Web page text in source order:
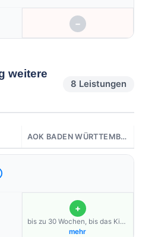
−
weitere
8 Leistungen
AOK BADEN WÜRTTEMBERG
+
bis zu 30 Wochen, bis das Kind
13 Jahre ist
mehr